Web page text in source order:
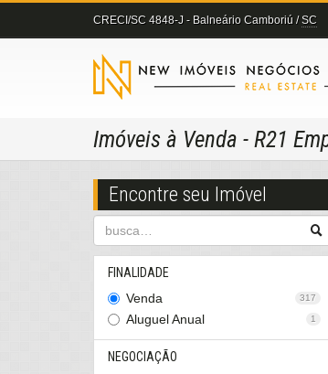
CRECI/SC 4848-J - Balneário Camboriú /SC
Imóveis à Venda - R21
Encontre seu Imóvel
FINALIDADE
Venda
317
Aluguel Anual 1
NEGOCIAÇÃO